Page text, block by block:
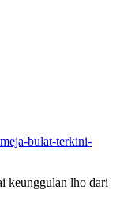
bulat-terkini-
keunggulan lho dari